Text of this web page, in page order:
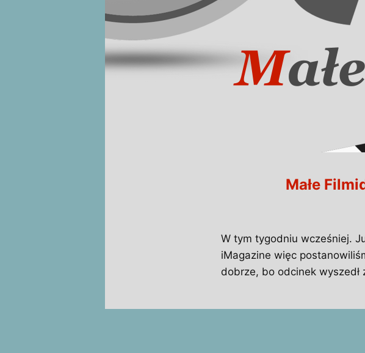
Małe
W tym tygodniu wcześniej.
iMagazine więc
dobrze, bo odcinek wyszedł